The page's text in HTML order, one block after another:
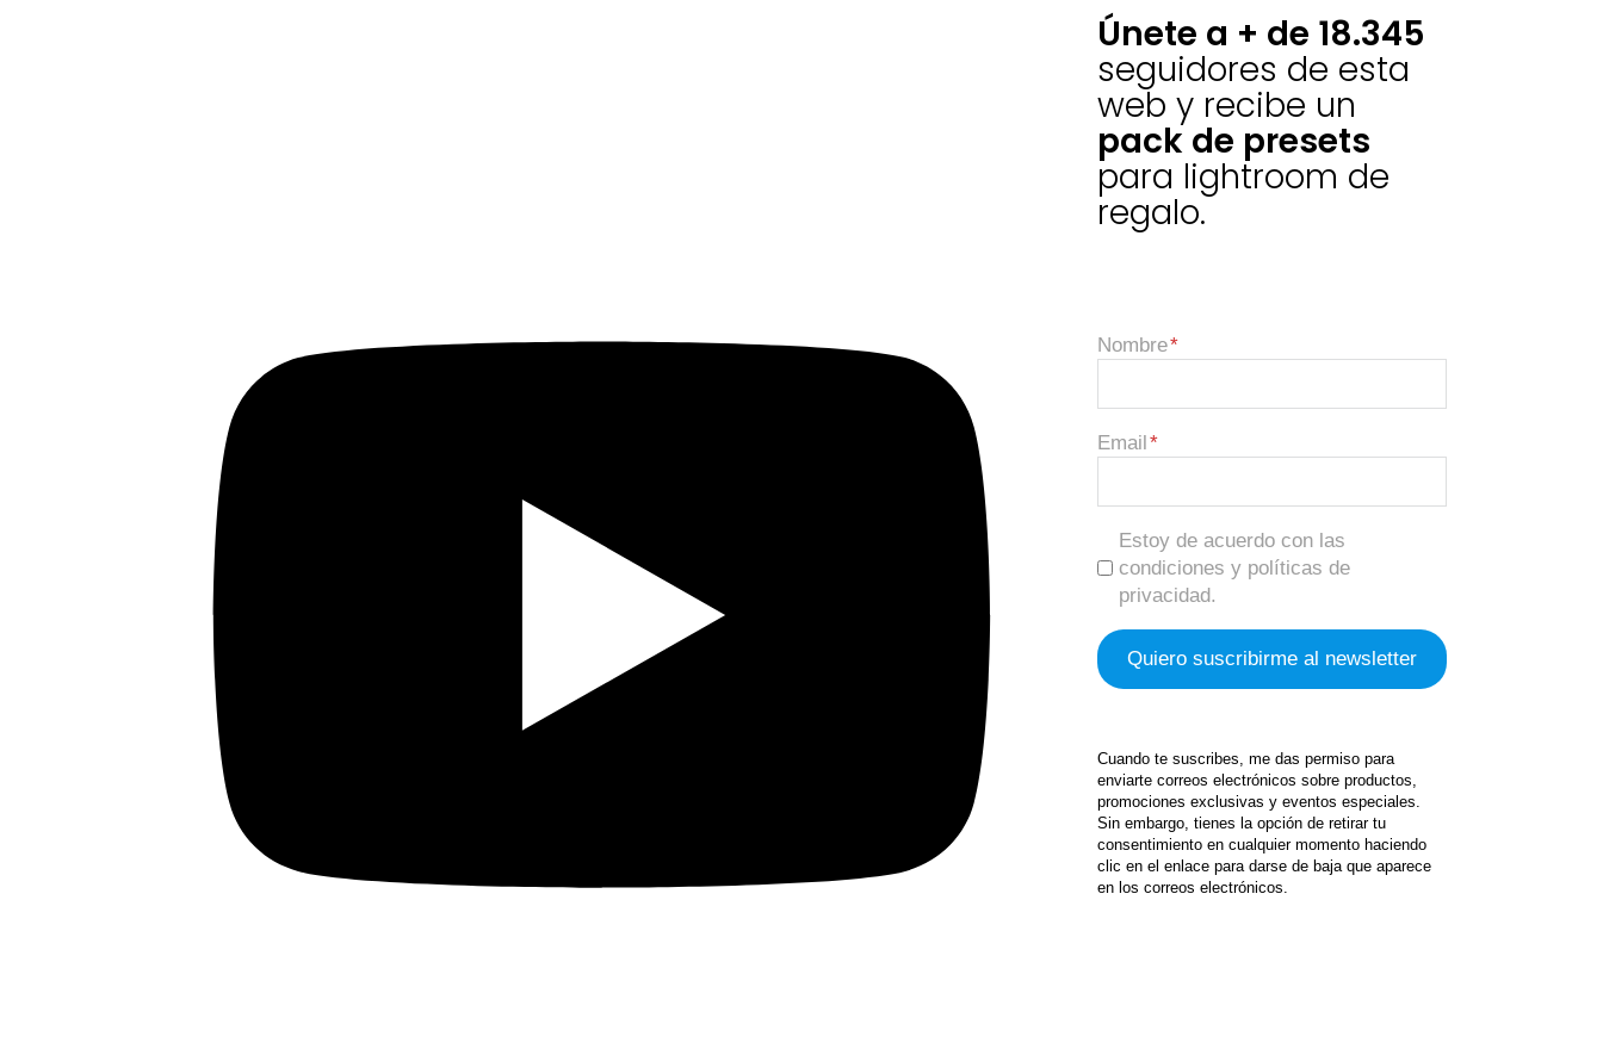
Únete a + de 18.345
seguidores de esta
web y recibe un
pack de presets
para lightroom de
regalo.
Nombre
Email
Estoy de acuerdo con las
condiciones y políticas de
privacidad.
Cuando te suscribes, me das permiso para
enviarte correos electrónicos sobre productos,
promociones exclusivas y eventos especiales.
Sin embargo, tienes la opción de retirar tu
consentimiento en cualquier momento haciendo
clic en el enlace para darse de baja que aparece
en los correos electrónicos.